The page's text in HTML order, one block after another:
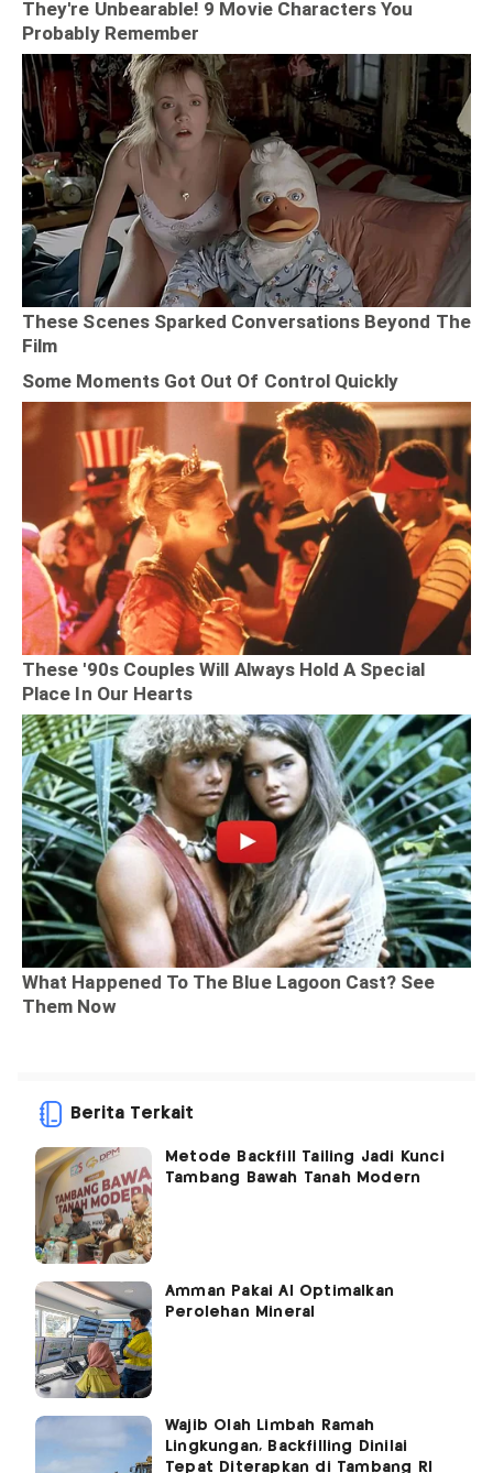
Berita Terkait
Metode Backfill Tailing Jadi Kunci
Tambang Bawah Tanah Modern
Amman Pakai AI Optimalkan
Perolehan Mineral
Wajib Olah Limbah Ramah
Lingkungan, Backfilling Dinilai
Tepat Diterapkan di Tambang RI